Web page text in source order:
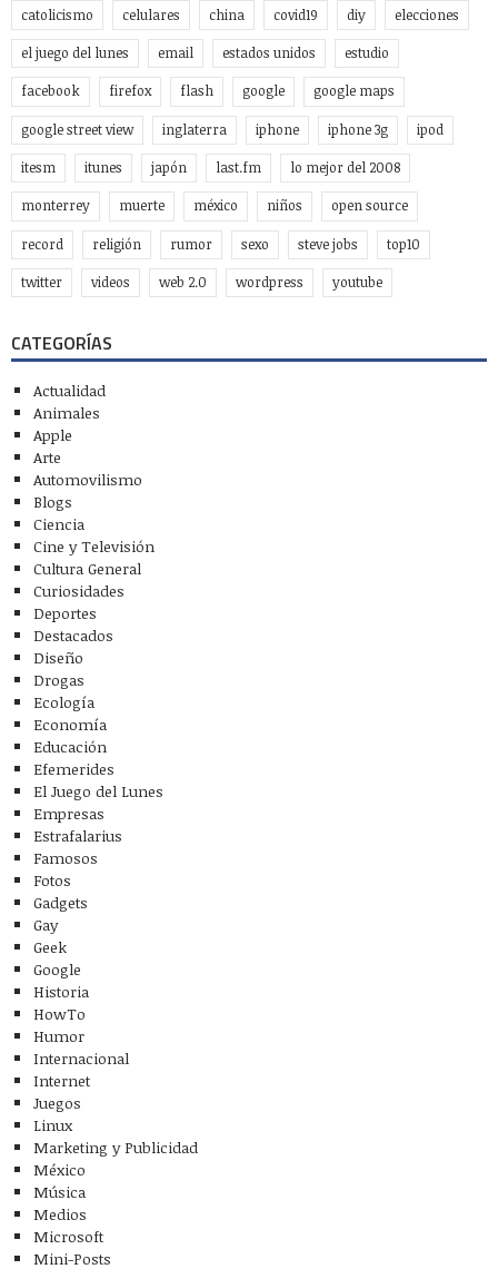
catolicismo celulares china covid19 diy elecciones
el juego del lunes email estados unidos estudio
facebook firefox flash google google maps
google street view inglaterra iphone iphone 3g ipod
itesm itunes japón last.fm lo mejor del 2008
monterrey muerte méxico niños open source
record religión rumor sexo steve jobs top10
twitter videos web 2.0 wordpress youtube
CATEGORÍAS
Actualidad
Animales
Apple
Arte
Automovilismo
Blogs
Ciencia
Cine y Televisión
Cultura General
Curiosidades
Deportes
Destacados
Diseño
Drogas
Ecología
Economía
Educación
Efemerides
El Juego del Lunes
Empresas
Estrafalarius
Famosos
Fotos
Gadgets
Gay
Geek
Google
Historia
HowTo
Humor
Internacional
Internet
Juegos
Linux
Marketing y Publicidad
México
Música
Medios
Microsoft
Mini-Posts